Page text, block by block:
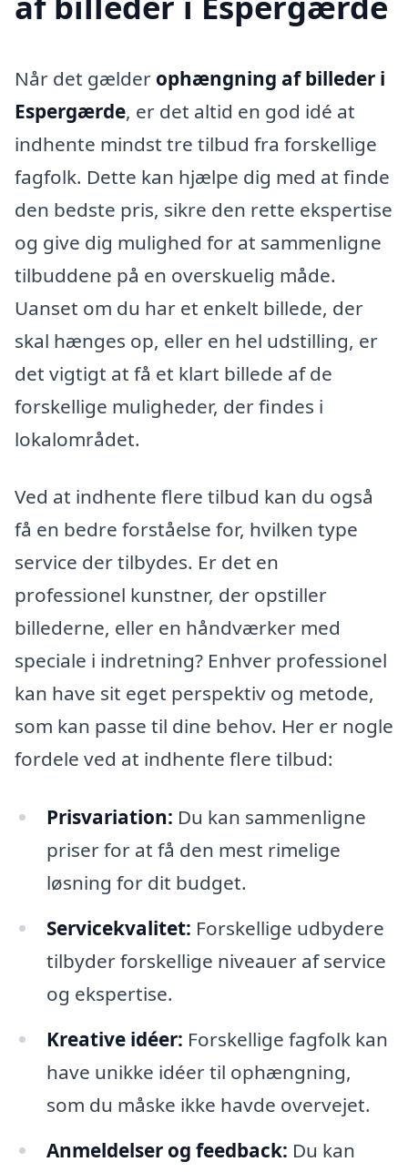
Når det gælder ophængning af billeder i
Espergærde, er det altid en god idé at
indhente mindst tre tilbud fra forskellige
fagfolk. Dette kan hjælpe dig med at finde
den bedste pris, sikre den rette ekspertise
og give dig mulighed for at sammenligne
tilbuddene på en overskuelig måde.
Uanset om du har et enkelt billede, der
skal hænges op, eller en hel udstilling, er
det vigtigt at få et klart billede af de
forskellige muligheder, der findes i
lokalområdet.
Ved at indhente flere tilbud kan du også
få en bedre forståelse for, hvilken type
service der tilbydes. Er det en
professionel kunstner, der opstiller
billederne, eller en håndværker med
speciale i indretning? Enhver professionel
kan have sit eget perspektiv og metode,
som kan passe til dine behov. Her er nogle
fordele ved at indhente flere tilbud:
Prisvariation: Du kan sammenligne
priser for at få den mest rimelige
løsning for dit budget.
Servicekvalitet: Forskellige udbydere
tilbyder forskellige niveauer af service
og ekspertise.
Kreative idéer: Forskellige fagfolk kan
have unikke idéer til ophængning,
som du måske ikke havde overvejet.
Anmeldelser og feedback: Du kan